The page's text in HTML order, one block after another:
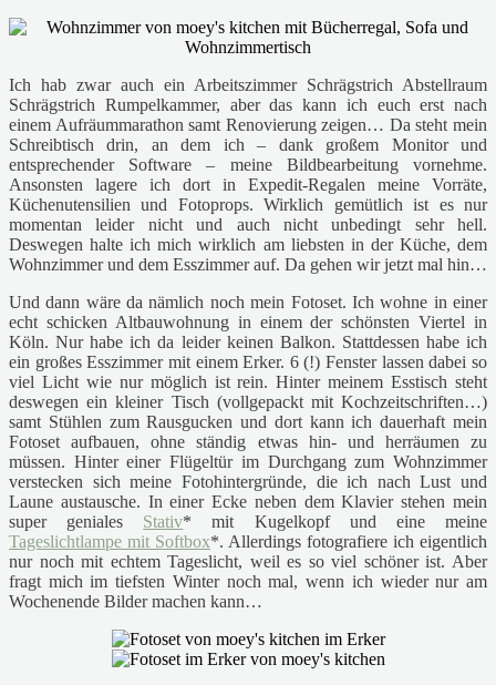
Ich hab zwar auch ein Arbeitszimmer Schrägstrich Abstellraum
Schrägstrich Rumpelkammer, aber das kann ich euch erst nach
einem Aufräummarathon samt Renovierung zeigen… Da steht mein
Schreibtisch drin, an dem ich – dank großem Monitor und
entsprechender Software – meine Bildbearbeitung vornehme.
Ansonsten lagere ich dort in Expedit-Regalen meine Vorräte,
Küchenutensilien und Fotoprops. Wirklich gemütlich ist es nur
momentan leider nicht und auch nicht unbedingt sehr hell.
Deswegen halte ich mich wirklich am liebsten in der Küche, dem
Wohnzimmer und dem Esszimmer auf. Da gehen wir jetzt mal hin…
Und dann wäre da nämlich noch mein Fotoset. Ich wohne in einer
echt schicken Altbauwohnung in einem der schönsten Viertel in
Köln. Nur habe ich da leider keinen Balkon. Stattdessen habe ich
ein großes Esszimmer mit einem Erker. 6 (!) Fenster lassen dabei so
viel Licht wie nur möglich ist rein. Hinter meinem Esstisch steht
deswegen ein kleiner Tisch (vollgepackt mit Kochzeitschriften…)
samt Stühlen zum Rausgucken und dort kann ich dauerhaft mein
Fotoset aufbauen, ohne ständig etwas hin- und herräumen zu
müssen. Hinter einer Flügeltür im Durchgang zum Wohnzimmer
verstecken sich meine Fotohintergründe, die ich nach Lust und
Laune austausche. In einer Ecke neben dem Klavier stehen mein
super geniales Stativ* mit Kugelkopf und eine meine
Tageslichtlampe mit Softbox*. Allerdings fotografiere ich eigentlich
nur noch mit echtem Tageslicht, weil es so viel schöner ist. Aber
fragt mich im tiefsten Winter noch mal, wenn ich wieder nur am
Wochenende Bilder machen kann…